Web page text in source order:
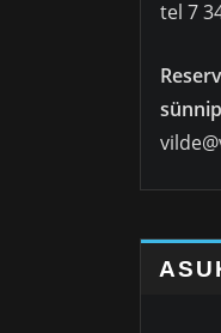
tel 7